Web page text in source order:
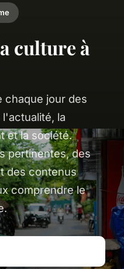
culture à
chaque jour des
la
et la société.
pertinentes, des
des contenus
comprendre le